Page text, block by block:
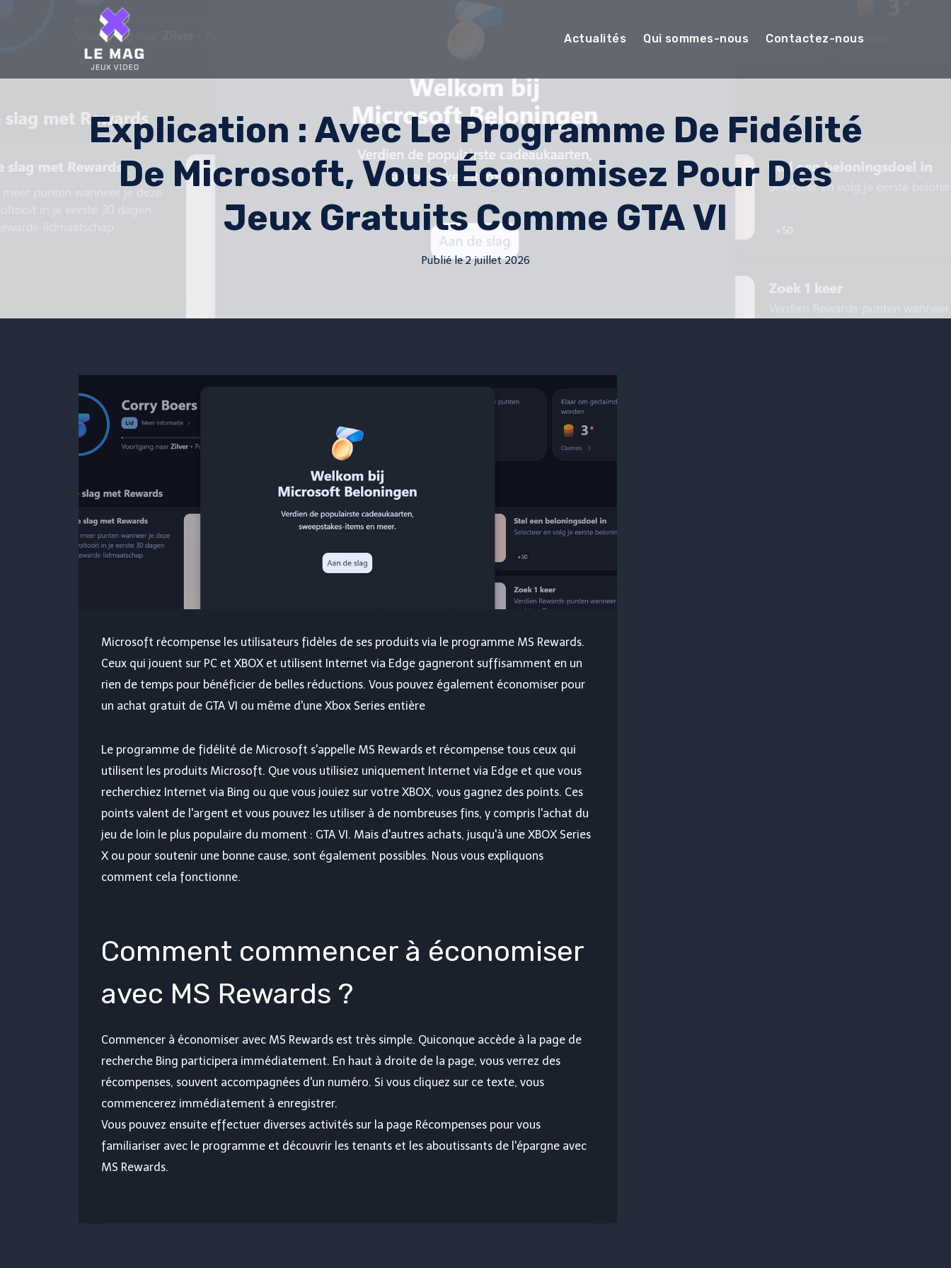
Actualités Qui sommes-nous Contactez-nous
Explication : Avec Le Programme De Fidélité
De Microsoft, Vous Économisez Pour Des
Jeux Gratuits Comme GTA VI
Publié le2 juillet 2026
Microsoft récompense les utilisateurs fidèles de ses produits via le programme MS Rewards.
Ceux qui jouent sur PC et XBOX et utilisent Internet via Edge gagneront suffisamment en un
rien de temps pour bénéficier de belles réductions. Vous pouvez également économiser pour
un achat gratuit de GTA VI ou même d'une Xbox Series entière
Le programme de fidélité de Microsoft s'appelle MS Rewards et récompense tous ceux qui
utilisent les produits Microsoft. Que vous utilisiez uniquement Internet via Edge et que vous
recherchiez Internet via Bing ou que vous jouiez sur votre XBOX, vous gagnez des points. Ces
points valent de l'argent et vous pouvez les utiliser à de nombreuses fins, y compris l'achat du
jeu de loin le plus populaire du moment : GTA VI. Mais d'autres achats, jusqu'à une XBOX Series
X ou pour soutenir une bonne cause, sont également possibles. Nous vous expliquons
comment cela fonctionne.
Comment commencer à économiser
avec MS Rewards ?
Commencer à économiser avec MS Rewards est très simple. Quiconque accède à la page de
recherche Bing participera immédiatement. En haut à droite de la page, vous verrez des
récompenses, souvent accompagnées d'un numéro. Si vous cliquez sur ce texte, vous
commencerez immédiatement à enregistrer.
Vous pouvez ensuite effectuer diverses activités sur la page Récompenses pour vous
familiariser avec le programme et découvrir les tenants et les aboutissants de l'épargne avec
MS Rewards.